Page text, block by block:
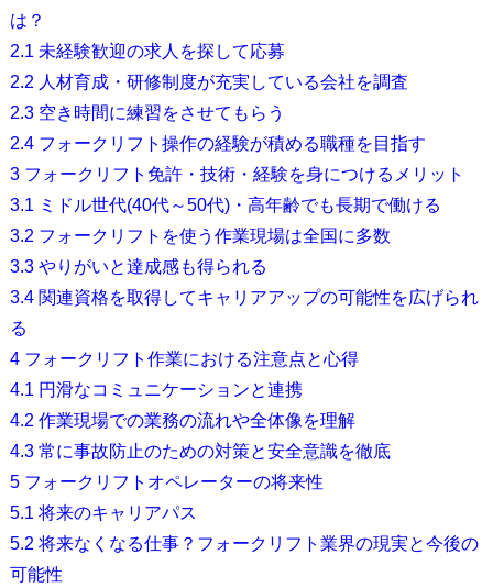
は？
2.1 未経験歓迎の求人を探して応募
2.2 人材育成・研修制度が充実している会社を調査
2.3空き時間に練習をさせてもらう
2.4フォークリフト操作の経験が積める職種を目指す
3フォークリフト免許・技術・経験を身につけるメリット
3.1 ミドル世代(40代～50代)・高年齢でも長期で働ける
3.2 フォークリフトを使う作業現場は全国に多数
3.3やりがいと達成感も得られる
3.4関連資格を取得してキャリアアップの可能性を広げられ
る
4フォークリフト作業における注意点と心得
4.1 円滑なコミュニケーションと連携
4.2 作業現場での業務の流れや全体像を理解
4.3常に事故防止のための対策と安全意識を徹底
5フォークリフトオペレーターの将来性
5.1 将来のキャリアパス
5.2 将来なくなる仕事？フォークリフト業界の現実と今後の
可能性